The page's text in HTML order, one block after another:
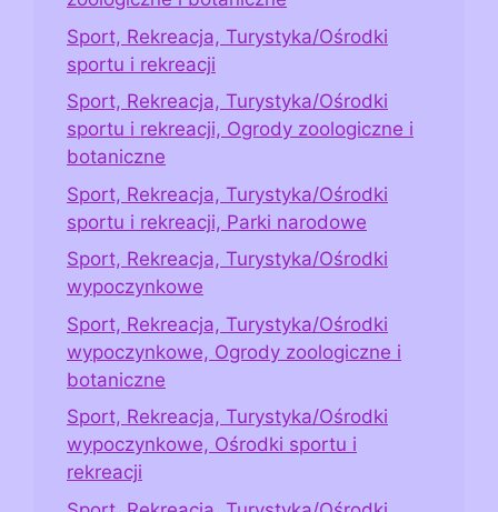
Sport, Rekreacja, Turystyka/Ośrodki
sportu i rekreacji
Sport, Rekreacja, Turystyka/Ośrodki
sportu i rekreacji, Ogrody zoologiczne i
botaniczne
Sport, Rekreacja, Turystyka/Ośrodki
sportu i rekreacji, Parki narodowe
Sport, Rekreacja, Turystyka/Ośrodki
wypoczynkowe
Sport, Rekreacja, Turystyka/Ośrodki
wypoczynkowe, Ogrody zoologiczne i
botaniczne
Sport, Rekreacja, Turystyka/Ośrodki
wypoczynkowe, Ośrodki sportu i
rekreacji